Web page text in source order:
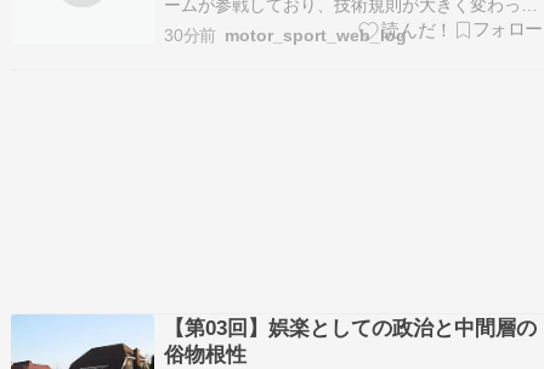
モデル】
ームが参戦しており、技術規則が大きく変わった
新時代のF1を戦っている。この11チームのなか
には7つの自動車メーカーがおり、さらにパワー
30分前 motor_sport_web_log
【第03回】娯楽としての政治と中間層の
俗物根性